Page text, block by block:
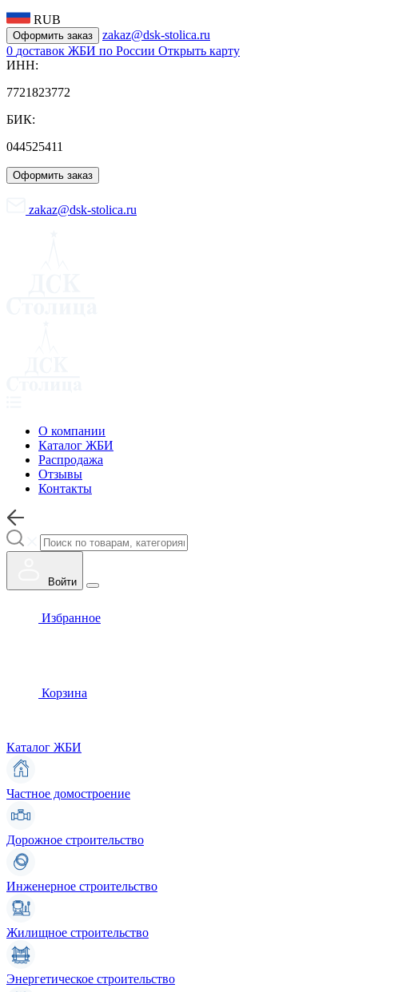
RUB
Оформить заказ
zakaz@dsk-stolica.ru
0 доставок ЖБИ по России Открыть карту
ИНН:
7721823772
БИК:
044525411
Оформить заказ
zakaz@dsk-stolica.ru
О компании
Каталог ЖБИ
Распродажа
Отзывы
Контакты
Войти
Избранное
Корзина
Каталог ЖБИ
Частное домостроение
Дорожное строительство
Инженерное строительство
Жилищное строительство
Энергетическое строительство